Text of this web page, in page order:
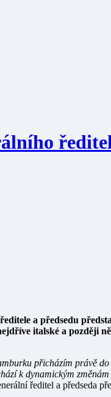
italské a později
přicházím právě
k dynamickým
ředitel a předseda